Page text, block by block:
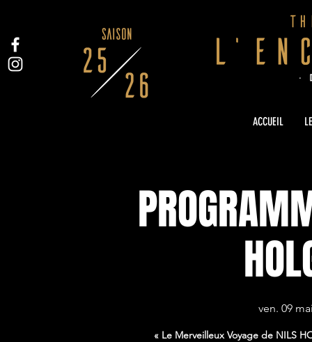
ACCUEIL
ven. 09
« Le Merveilleux Voyage de NILS